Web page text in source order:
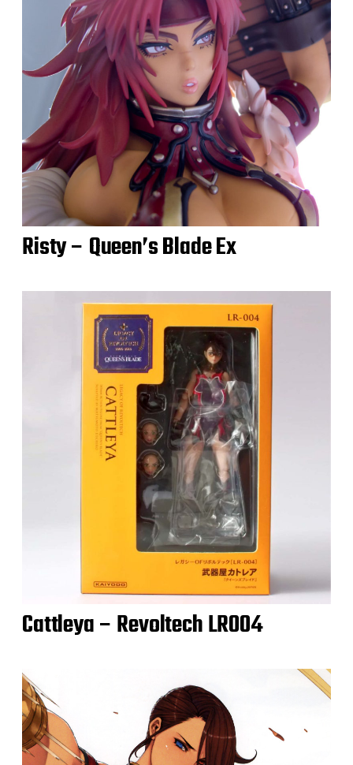
Risty – Queen’s Blade Ex
Cattleya – Revoltech LR004